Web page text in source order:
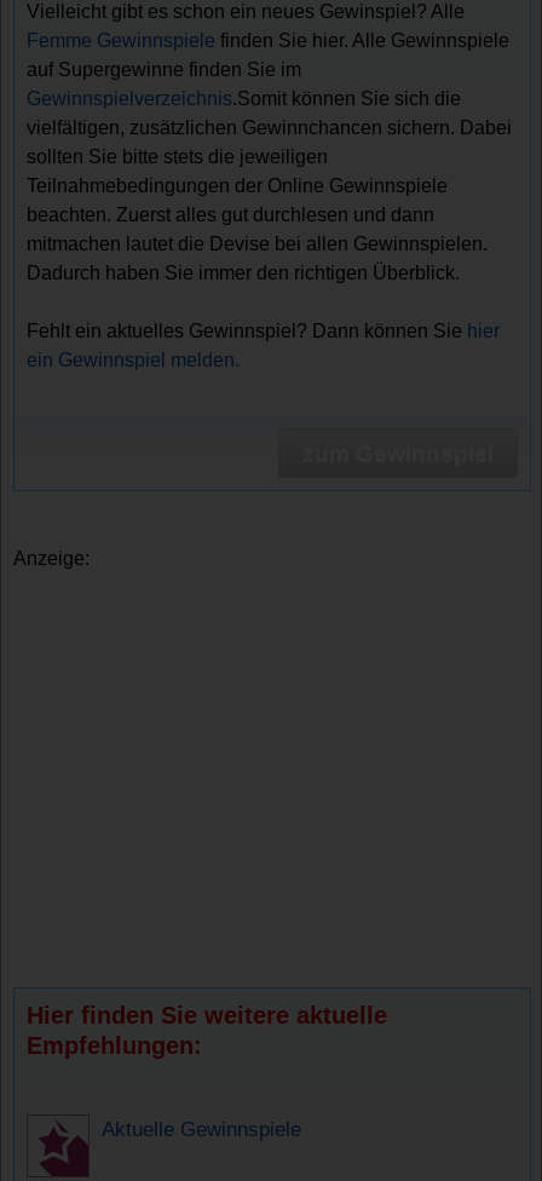
Vielleicht gibt es schon ein neues Gewinspiel? Alle
Femme Gewinnspiele finden Sie hier. Alle Gewinnspiele
auf Supergewinne finden Sie im
Gewinnspielverzeichnis.Somit können Sie sich die
vielfältigen, zusätzlichen Gewinnchancen sichern. Dabei
sollten Sie bitte stets die jeweiligen
Teilnahmebedingungen der Online Gewinnspiele
beachten. Zuerst alles gut durchlesen und dann
mitmachen lautet die Devise bei allen Gewinnspielen.
Dadurch haben Sie immer den richtigen Überblick.
Fehlt ein aktuelles Gewinnspiel? Dann können Sie hier
ein Gewinnspiel melden.
Anzeige:
Hier finden Sie weitere aktuelle
Empfehlungen:
Aktuelle Gewinnspiele